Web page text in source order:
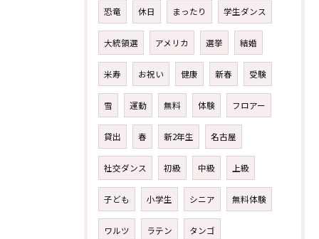
恐竜 休日 まったり 学生ダンス
大統領選 アメリカ 選挙 結婚
米寿 お祝い 健康 新春 受験
雪 運動 無料 体験 フロアー
貸出 春 新2年生 名古屋
社交ダンス 初級 中級 上級
子ども 小学生 シニア 無料体験
ワルツ ラテン タンゴ